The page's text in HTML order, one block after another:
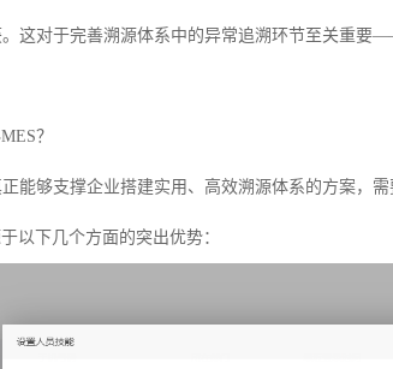
这对于完善溯源体系中的异常追溯环节至关重要
？
能够支撑企业搭建实用、高效溯源体系的方案，
以下几个方面的突出优势：